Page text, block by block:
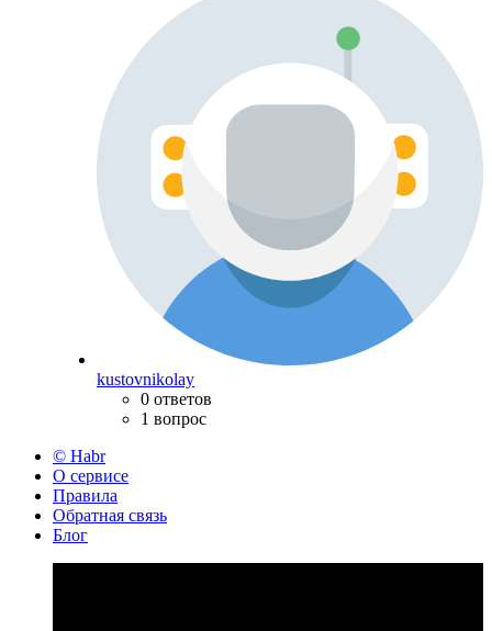
kustovnikolay
0 ответов
1 вопрос
© Habr
О сервисе
Правила
Обратная связь
Блог